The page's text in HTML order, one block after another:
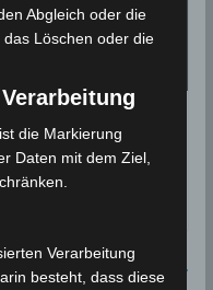
in der Nacht
(Videos)
Abgleich oder die
Löschen oder die
die Markierung
Daten mit dem Ziel,
Verarbeitung
besteht, dass diese